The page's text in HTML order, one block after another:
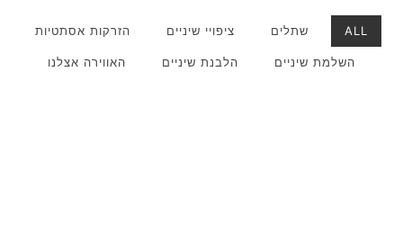
ALL שתלים ציפויי שיניים הזרקות אסתטיות
השלמת שיניים הלבנת שיניים האווירה אצלנו